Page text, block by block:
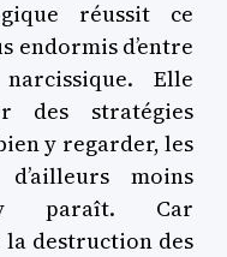
réussit ce
endormis d’entre
Elle
des stratégies
y regarder, les
moins
paraît. Car
destruction des